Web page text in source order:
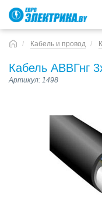
Кабель и провод
Кабель АВВГнг
Артикул: 1498